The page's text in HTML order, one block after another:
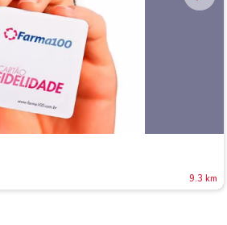
9.3 km